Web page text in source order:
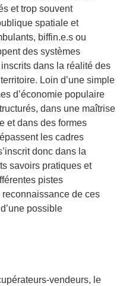
et trop souvent
spatiale et
biffin.e.s ou
des systèmes
dans la réalité des
Loin d’une simple
d’économie populaire
dans une maîtrise
et dans des formes
les cadres
donc dans la
savoirs pratiques et
pistes
reconnaissance de ces
possible
vendeurs, le